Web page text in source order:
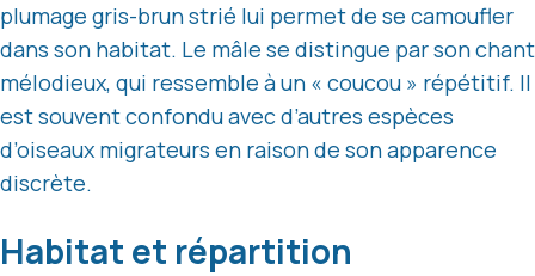
plumage gris-brun strié lui permet de se camoufler
dans son habitat. Le mâle se distingue par son chant
mélodieux, qui ressemble à un « coucou » répétitif. Il
est souvent confondu avec d’autres espèces
d’oiseaux migrateurs en raison de son apparence
discrète.
Habitat et répartition